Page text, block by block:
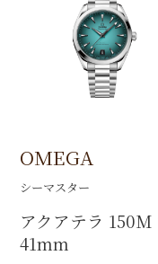
OMEGA
シーマスター
アクアテラ
41mm